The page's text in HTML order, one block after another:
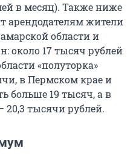
в месяц). Также ниже
арендодателям жители
области и
около 17 тысяч рублей
«полуторка»
в Пермском крае и
больше 19 тысяч, а в
20,3 тысячи рублей.